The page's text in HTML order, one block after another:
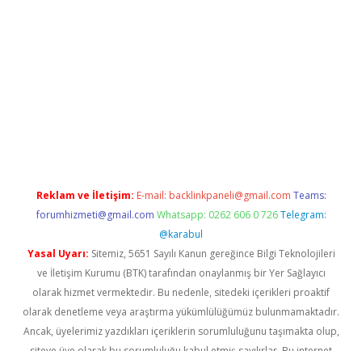
Reklam ve İletişim: E-mail: backlinkpaneli@gmail.com Teams:
forumhizmeti@gmail.com Whatsapp: 0262 606 0 726 Telegram:
@karabul
Yasal Uyarı: Sitemiz, 5651 Sayılı Kanun gereğince Bilgi Teknolojileri
ve İletişim Kurumu (BTK) tarafından onaylanmış bir Yer Sağlayıcı
olarak hizmet vermektedir. Bu nedenle, sitedeki içerikleri proaktif
olarak denetleme veya araştırma yükümlülüğümüz bulunmamaktadır.
Ancak, üyelerimiz yazdıkları içeriklerin sorumluluğunu taşımakta olup,